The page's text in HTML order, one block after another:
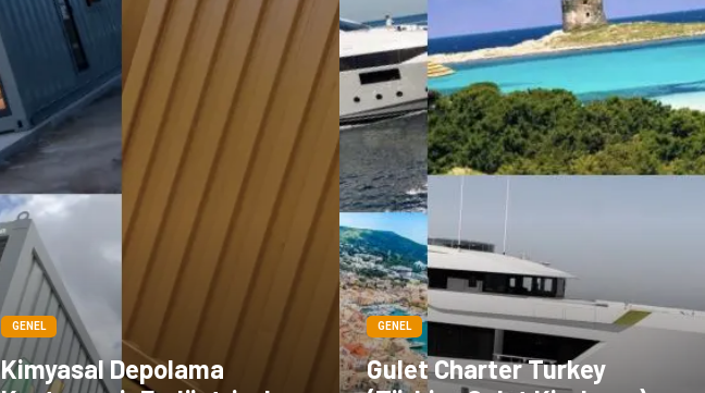
GENEL
Kimyasal Depolama
GENEL
Gulet Charter Turkey